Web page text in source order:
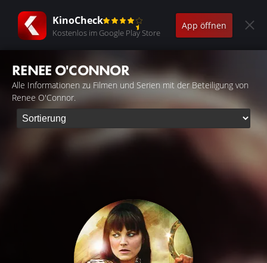
KinoCheck
Kostenlos im Google Play Store
App öffnen
RENEE O'CONNOR
Alle Informationen zu Filmen und Serien mit der Beteiligung von
Renee O'Connor.